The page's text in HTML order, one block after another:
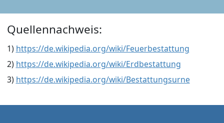
Quellennachweis:
1) https://de.wikipedia.org/wiki/Feuerbestattung
2) https://de.wikipedia.org/wiki/Erdbestattung
3) https://de.wikipedia.org/wiki/Bestattungsurne